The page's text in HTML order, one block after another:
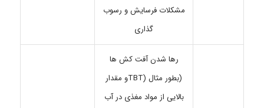
مشکلات فرسایش و رسوب
گذاری
رها شدن آفت کش ها
(بطور مثال (TBTو مقدار
بالایی از مواد مغذی در آب